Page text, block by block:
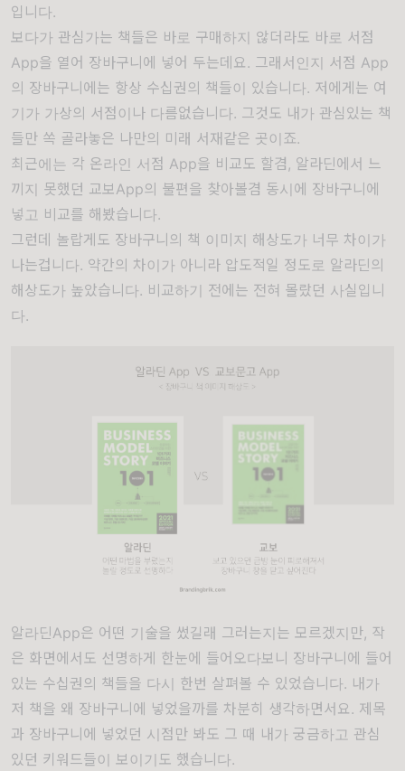
입니다.
보다가 관심가는 책들은 바로 구매하지 않더라도 바로 서점
App을 열어 장바구니에 넣어 두는데요. 그래서인지 서점 App
의 장바구니에는 항상 수십권의 책들이 있습니다. 저에게는 여
기가 가상의 서점이나 다름없습니다. 그것도 내가 관심있는 책
들만 쏙 골라놓은 나만의 미래 서재같은 곳이죠.
최근에는 각 온라인 서점 App을 비교도 할겸, 알라딘에서 느
끼지 못했던 교보App의 불편을 찾아볼겸 동시에 장바구니에
넣고 비교를 해봤습니다.
그런데 놀랍게도 장바구니의 책 이미지 해상도가 너무 차이가
나는겁니다. 약간의 차이가 아니라 압도적일 정도로 알라딘의
해상도가 높았습니다. 비교하기 전에는 전혀 몰랐던 사실입니
다.
알라딘App은 어떤 기술을 썼길래 그러는지는 모르겠지만, 작
은 화면에서도 선명하게 한눈에 들어오다보니 장바구니에 들어
있는 수십권의 책들을 다시 한번 살펴볼 수 있었습니다. 내가
저 책을 왜 장바구니에 넣었을까를 차분히 생각하면서요. 제목
과 장바구니에 넣었던 시점만 봐도 그 때 내가 궁금하고 관심
있던 키워드들이 보이기도 했습니다.